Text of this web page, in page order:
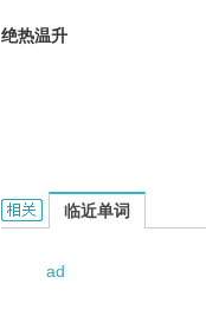
绝热温升
adiabatic hydration
临近单词
ad